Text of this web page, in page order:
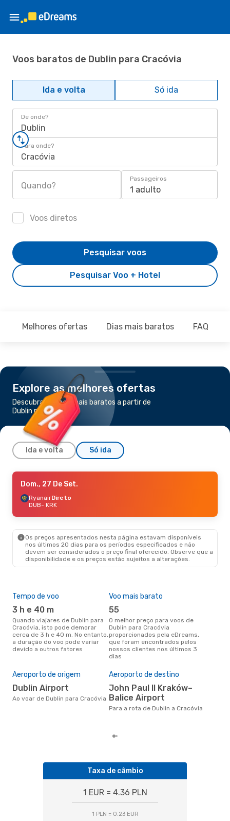
Voos baratos de Dublin para Cracóvia
Ida e volta Só ida
De onde?
Dublin
Para onde?
Cracóvia
Quando?
Passageiros
1 adulto
Voos diretos
Pesquisar Voo + Hotel
Pesquisar voos
Melhores ofertas Dias mais baratos FAQ
Explore as melhores ofertas
Descubra os voos mais baratos a partir de
Dublin para Cracóvia
Ida e volta Só ida
Dom., 20 De Set.
RyanairDireto
DUB- KRK
KRK- DUB
Sex., 30 De Out.- Qua., 4 De Nov.
RyanairDireto
DUB
Dom., 27 De Set.
RyanairDireto
DUB- KRK
Os preços apresentados nesta página estavam disponíveis
nos últimos 20 dias para os períodos especificados e não
devem ser considerados o preço final oferecido. Observe que a
disponibilidade e os preços estão sujeitos a alterações.
Tempo de voo
3 h e 40 m
Quando viajares de Dublin para
Cracóvia, isto pode demorar
cerca de 3 h e 40 m. No entanto,
a duração do voo pode variar
devido a outros fatores
Voo mais barato
55
O melhor preço para voos de
Dublin para Cracóvia
proporcionados pela eDreams,
que foram encontrados pelos
nossos clientes nos últimos 3
dias
Aeroporto de origem
Dublin Airport
Ao voar de Dublin para Cracóvia
Aeroporto de destino
John Paul II Kraków–
Balice Airport
Para a rota de Dublin a Cracóvia
Taxa de câmbio
1 EUR = 4.36 PLN
1 PLN = 0.23 EUR